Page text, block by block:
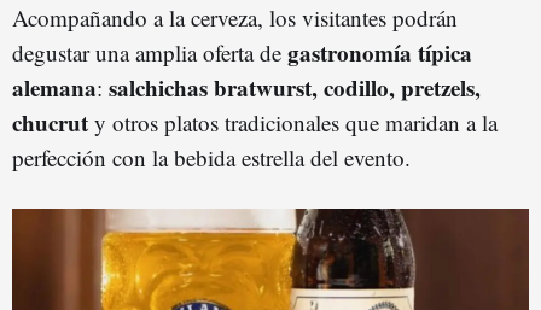
Acompañando a la cerveza, los visitantes podrán
degustar una amplia oferta de gastronomía típica
alemana: salchichas bratwurst, codillo, pretzels,
chucrut y otros platos tradicionales que maridan a la
perfección con la bebida estrella del evento.